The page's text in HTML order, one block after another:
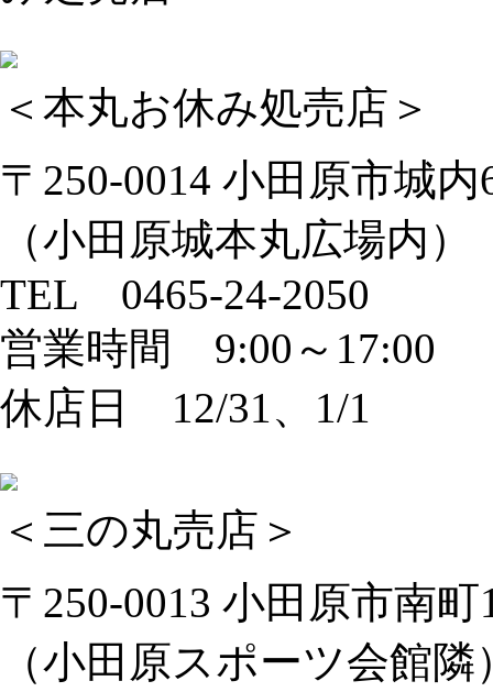
＜本丸お休み処売店＞
〒250-0014 小田原市城内
（小田原城本丸広場内）
TEL 0465-24-2050
営業時間 9:00～17:00
休店日 12/31、1/1
＜三の丸売店＞
〒250-0013 小田原市南町
（小田原スポーツ会館隣